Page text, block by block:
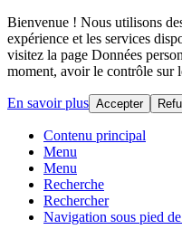
Bienvenue ! Nous utilisons
expérience et les services
visitez la page Données
moment, avoir le contrôle sur
En savoir plus Accepter
Contenu principal
Menu
Menu
Recherche
Rechercher
Navigation sous pied